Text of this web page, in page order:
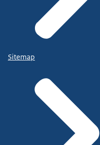
Sitemap